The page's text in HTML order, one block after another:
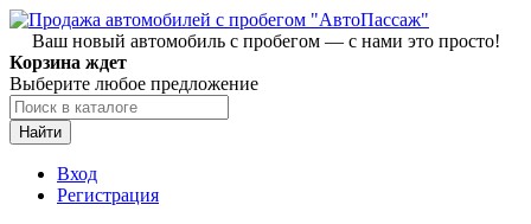
Ваш новый автомобиль с пробегом — с нами это просто!
Корзина ждет
Выберите любое предложение
Найти
Вход
Регистрация